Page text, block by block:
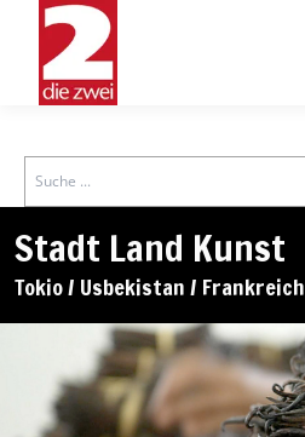
Search
Stadt Land Kunst
Tokio / Usbekistan / Frankreich